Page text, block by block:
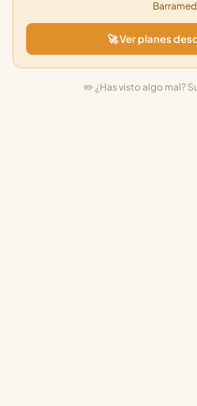
🚀 Ver planes
✏️ ¿Has visto algo mal?